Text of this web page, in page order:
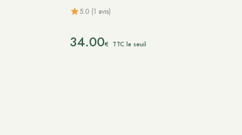
5.0 (1 avis)
34.00€ TTC le seuil